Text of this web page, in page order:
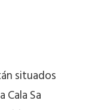
situados
Cala Sa